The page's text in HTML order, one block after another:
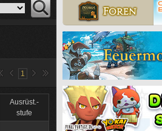
1
Ausrüst.-
stufe